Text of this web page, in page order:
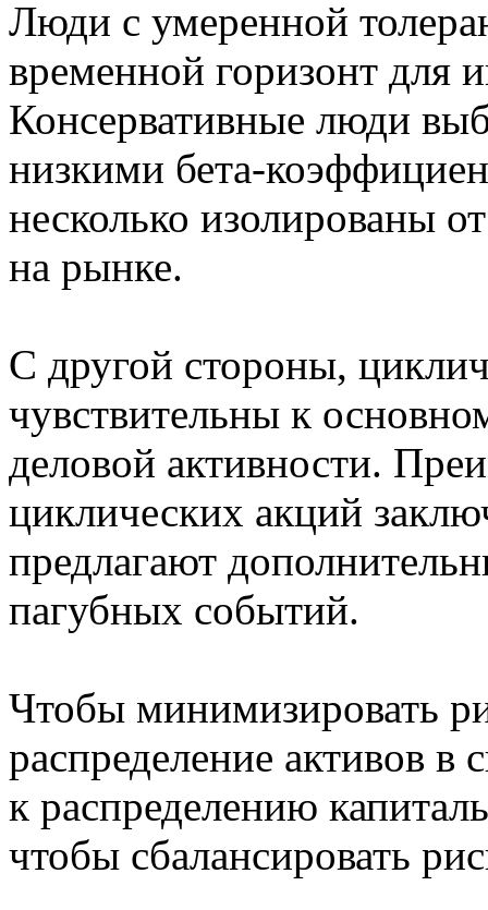
Люди с умеренной
временной горизонт для
Консервативные люди
низкими бета-
несколько изолированы
на рынке.
С другой стороны,
чувствительны к
деловой активности.
циклических акций
предлагают
пагубных событий.
Чтобы минимизировать
распределение активов в
к распределению
чтобы сбалансировать